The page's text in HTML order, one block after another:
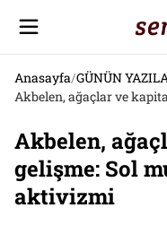
Anasayfa/GÜNÜN
Akbelen,
gelişme: Sol
aktivizmi